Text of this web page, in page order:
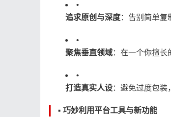
•
​追求原创与深度​：告别简单复
•
​聚焦垂直领域​：在一个你擅长
•
​打造真实人设​：避免过度包装
▪️ 巧妙利用平台工具与新功能